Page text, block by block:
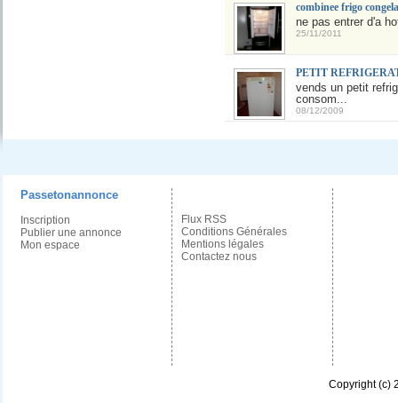
combinee frigo
ne pas entrer d'a
25/11/2011
PETIT
vends un petit
consom...
08/12/2009
Passetonannonce
Inscription
Publier une annonce
Mon espace
Flux RSS
Conditions Générales
Mentions légales
Contactez nous
Copyright (c)